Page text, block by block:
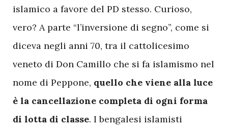
islamico a favore del PD stesso. Curioso,
vero? A parte “l’inversione di segno”, come si
diceva negli anni 70, tra il cattolicesimo
veneto di Don Camillo che si fa islamismo nel
nome di Peppone, quello che viene alla luce
è la cancellazione completa di ogni forma
di lotta di classe. I bengalesi islamisti